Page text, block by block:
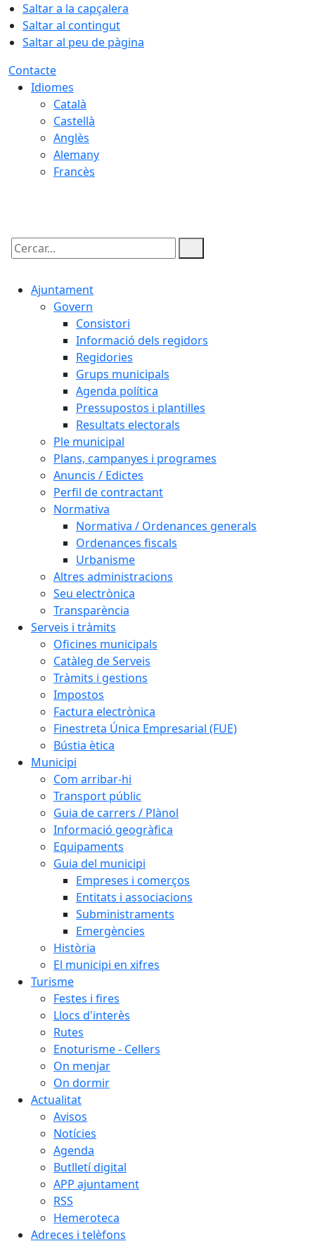
Saltar a la capçalera
Saltar al contingut
Saltar al peu de pàgina
Contacte
Idiomes
Català
Castellà
Anglès
Alemany
Francès
Cercar:
Ajuntament
Govern
Consistori
Informació dels regidors
Regidories
Grups municipals
Agenda política
Pressupostos i plantilles
Resultats electorals
Ple municipal
Plans, campanyes i programes
Anuncis / Edictes
Perfil de contractant
Normativa
Normativa / Ordenances generals
Ordenances fiscals
Urbanisme
Altres administracions
Seu electrònica
Transparència
Serveis i tràmits
Oficines municipals
Catàleg de Serveis
Tràmits i gestions
Impostos
Factura electrònica
Finestreta Única Empresarial (FUE)
Bústia ètica
Municipi
Com arribar-hi
Transport públic
Guia de carrers / Plànol
Informació geogràfica
Equipaments
Guia del municipi
Empreses i comerços
Entitats i associacions
Subministraments
Emergències
Història
El municipi en xifres
Turisme
Festes i fires
Llocs d'interès
Rutes
Enoturisme - Cellers
On menjar
On dormir
Actualitat
Avisos
Notícies
Agenda
Butlletí digital
APP ajuntament
RSS
Hemeroteca
Adreces i telèfons